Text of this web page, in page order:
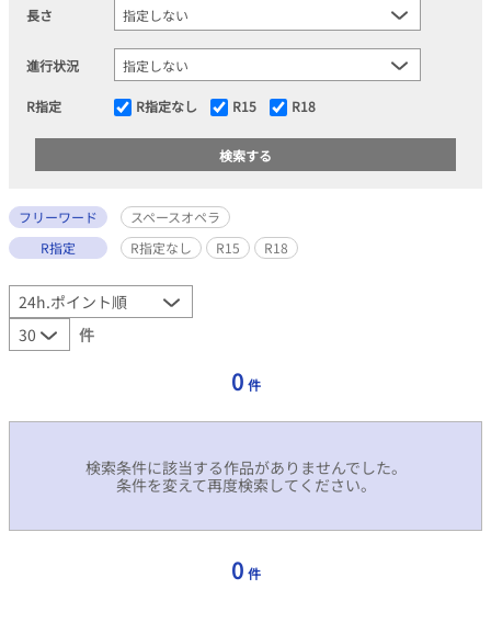
長さ
進行状況
R指定 R指定なし R15 R18
フリーワード
スペースオペラ
R指定
R指定なし R15 R18
件
0 件
検索条件に該当する作品がありませんでした。
条件を変えて再度検索してください。
0 件